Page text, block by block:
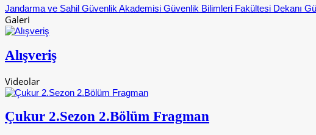
Jandarma ve Sahil Güvenlik Akademisi Güvenlik Bilimleri Fakültesi Dekanı
Galeri
Alışveriş
Videolar
Çukur 2.Sezon 2.Bölüm Fragman